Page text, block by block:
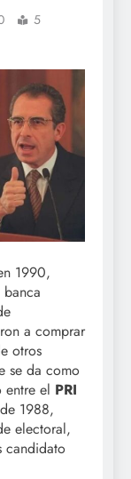
5
1990,
a comprar
otros
se da como
el PRI
1988,
electoral,
candidato